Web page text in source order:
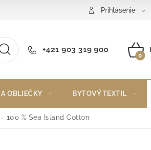
Reklamačný poriadokPrihlásenie
+421 903 319 900
OBLIEČKY BYTOVÝ TEXTIL
100 % Sea Island Cotton